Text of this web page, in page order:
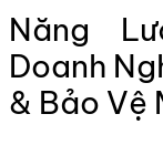
Năng
Doanh
& Bảo Vệ